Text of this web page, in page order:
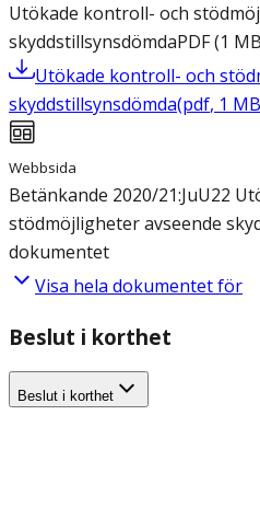
Utökade kontroll- och
skyddstillsynsdömdaPDF(1 MB
Utökade kontroll- och
skyddstillsynsdömda(pdf, 1 MB
Webbsida
Betänkande 2020/21:JuU22
stödmöjligheter avseende
dokumentet
Visa hela dokumentet för
Beslut i korthet
Beslut i korthet